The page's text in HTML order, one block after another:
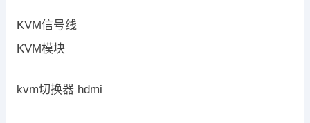
KVM信号线
KVM模块
kvm切换器 hdmi